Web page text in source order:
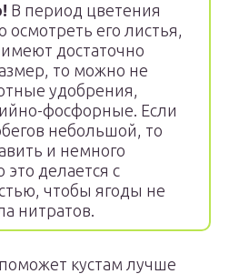
В период цветения
осмотреть его листья,
достаточно
то можно не
удобрения,
фосфорные. Если
небольшой, то
и немного
это делается с
чтобы ягоды не
нитратов.
кустам лучше